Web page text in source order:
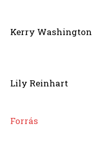
Kerry Washington
Lily Reinhart
Forrás